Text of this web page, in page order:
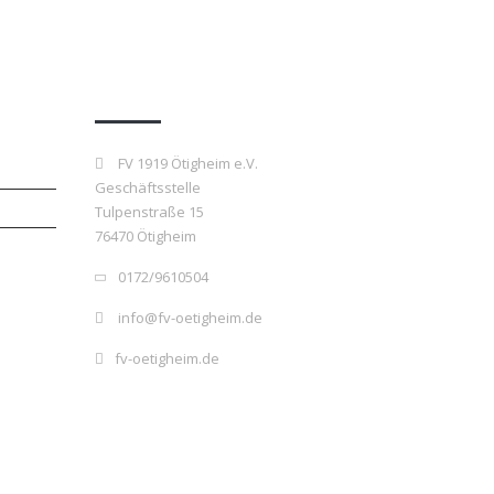
FV 1919 Ötigheim e.V.
Geschäftsstelle
Tulpenstraße 15
76470 Ötigheim
0172/9610504
info@fv-oetigheim.de
fv-oetigheim.de